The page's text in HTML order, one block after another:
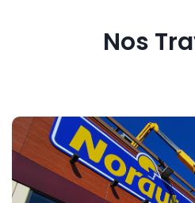
Nos